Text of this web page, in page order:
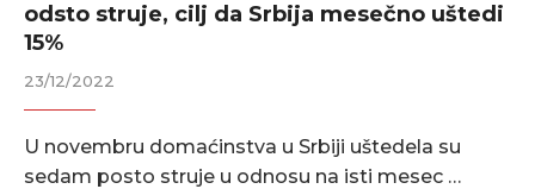
odsto struje, cilj da Srbija mesečno uštedi
15%
23/12/2022
U novembru domaćinstva u Srbiji uštedela su
sedam posto struje u odnosu na isti mesec …